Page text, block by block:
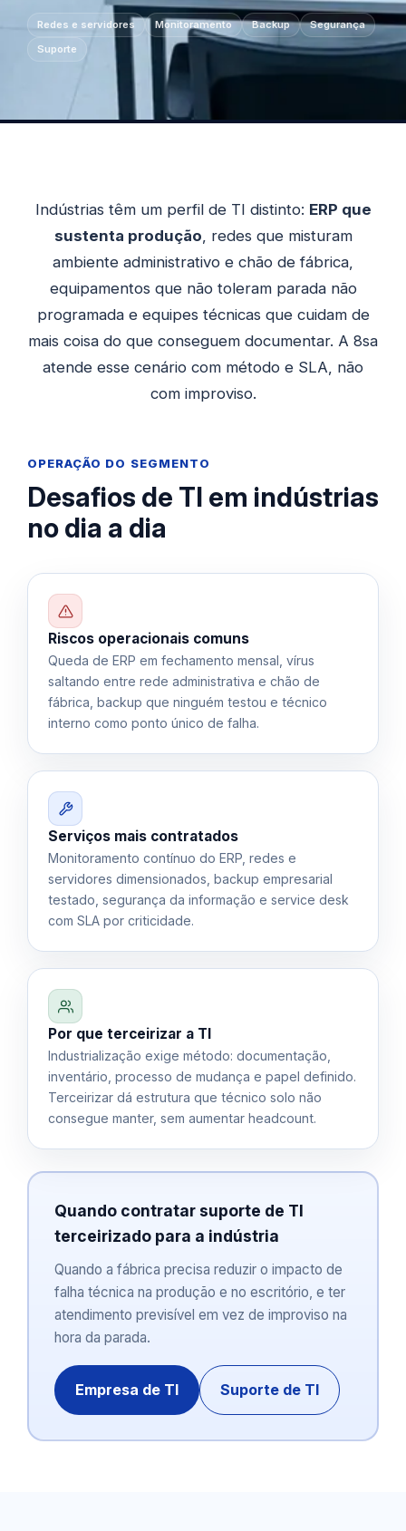
Redes e servidores Monitoramento Backup
Segurança
Suporte
Indústrias têm um perfil de TI distinto: ERP que
sustenta produção , redes que misturam
ambiente administrativo e chão de fábrica,
equipamentos que não toleram parada não
programada e equipes técnicas que cuidam de
mais coisa do que conseguem documentar. A 8sa
atende esse cenário com método e SLA, não
com improviso.
OPERAÇÃO DO SEGMENTO
Desafios de TI em indústrias
no dia a dia
Riscos operacionais comuns
Queda de ERP em fechamento mensal, vírus
saltando entre rede administrativa e chão de
fábrica, backup que ninguém testou e técnico
interno como ponto único de falha.
Serviços mais contratados
Monitoramento contínuo do ERP, redes e
servidores dimensionados, backup empresarial
testado, segurança da informação e service desk
com SLA por criticidade.
Por que terceirizar a TI
Industrialização exige método: documentação,
inventário, processo de mudança e papel definido.
Terceirizar dá estrutura que técnico solo não
consegue manter, sem aumentar headcount.
Quando contratar suporte de TI
terceirizado para a indústria
Quando a fábrica precisa reduzir o impacto de
falha técnica na produção e no escritório, e ter
atendimento previsível em vez de improviso na
hora da parada.
Empresa de TI Suporte de TI